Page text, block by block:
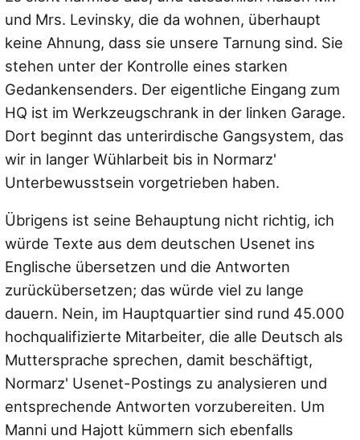
und Mrs. Levinsky, die da wohnen, überhaupt
keine Ahnung, dass sie unsere Tarnung sind. Sie
stehen unter der Kontrolle eines starken
Gedankensenders. Der eigentliche Eingang zum
HQ ist im Werkzeugschrank in der linken Garage.
Dort beginnt das unterirdische Gangsystem, das
wir in langer Wühlarbeit bis in Normarz'
Unterbewusstsein vorgetrieben haben.
Übrigens ist seine Behauptung nicht richtig, ich
würde Texte aus dem deutschen Usenet ins
Englische übersetzen und die Antworten
zurückübersetzen; das würde viel zu lange
dauern. Nein, im Hauptquartier sind rund 45.000
hochqualifizierte Mitarbeiter, die alle Deutsch als
Muttersprache sprechen, damit beschäftigt,
Normarz' Usenet-Postings zu analysieren und
entsprechende Antworten vorzubereiten. Um
Manni und Hajott kümmern sich ebenfalls